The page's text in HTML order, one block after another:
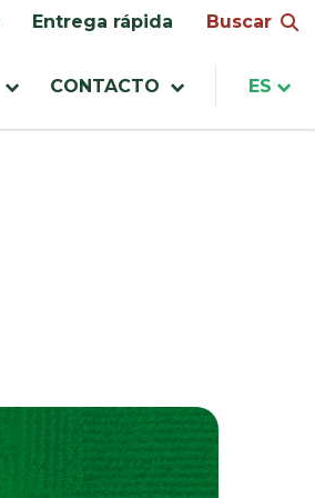
Entrega rápida Buscar
CONTACTO ES